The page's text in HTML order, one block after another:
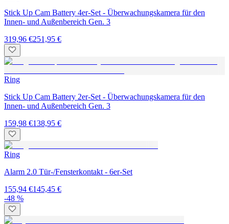
Stick Up Cam Battery 4er-Set - Überwachungskamera für den
Innen- und Außenbereich Gen. 3
319,96 €251,95 €
Ring
Stick Up Cam Battery 2er-Set - Überwachungskamera für den
Innen- und Außenbereich Gen. 3
159,98 €138,95 €
Ring
Alarm 2.0 Tür-/Fensterkontakt - 6er-Set
155,94 €145,45 €
-48 %